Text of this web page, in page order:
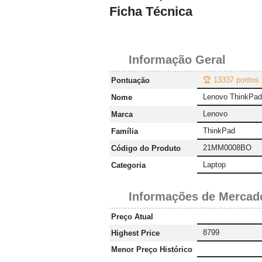
Ficha Técnica
Informação Geral
Pontuação
🏆 13337 pontos
Nome
Lenovo
Marca
Lenovo
Família
ThinkPad
Código do Produto
21MM0008BO
Categoria
Laptop
Informações de
Preço Atual
Highest Price
8799
Menor Preço Histórico